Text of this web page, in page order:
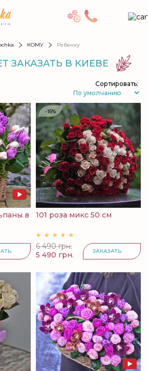
КОМУ Ребенку
ЗАКАЗАТЬ В КИЕВЕ
Сортировать:
в
-15%
101 роза микс 50 см
6 490 грн.
5 490 грн.
ЗАКАЗАТЬ